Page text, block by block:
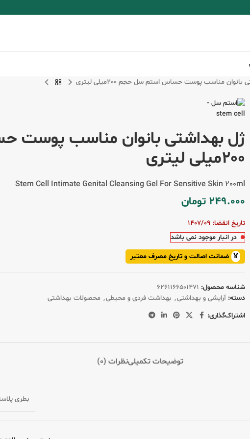
مناسب پوست حساس استم سل حجم 200میلی لیتری
ژل بهداشتی بانوان مناسب
200میلی لیتری
Stem Cell Intimate Genital Cleansing Gel For Sensitive Skin 200ml
249.000 تومان
تاریخ انقضا: 1407/09
در انبار موجود نمی باشد
🏅 ضمانت اصالت و تاریخ مصرف معتبر
شناسه محصول: 6261166501471
دسته: آرایشی و بهداشتی, بهداشت فردی و محیطی, محصولات بهداشتی
اشتراک‌گذاری:
توضیحات تکمیلینظرات (0)
بطری